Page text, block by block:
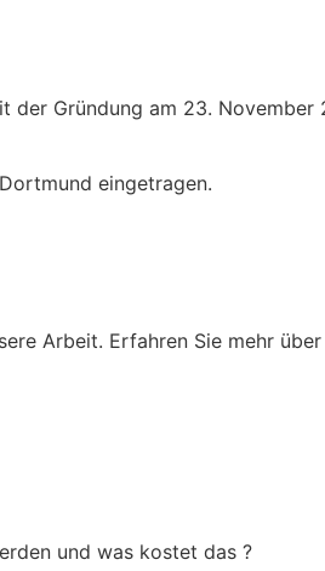
der Gründung am 23. November
eingetragen.
Arbeit. Erfahren Sie mehr
und was kostet das ?